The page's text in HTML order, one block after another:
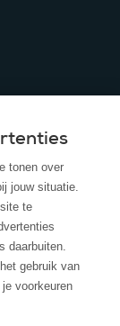
tonen over
jouw situatie.
te
daarbuiten.
gebruik van
voorkeuren